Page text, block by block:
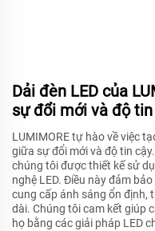
Dải đèn LED của
sự đổi mới và độ tin
LUMIMORE tự hào về việc
giữa sự đổi mới và độ tin
chúng tôi được thiết kế sử
nghệ LED. Điều này đảm
cung cấp ánh sáng ổn định,
dài. Chúng tôi cam kết giúp
họ bằng các giải pháp LED